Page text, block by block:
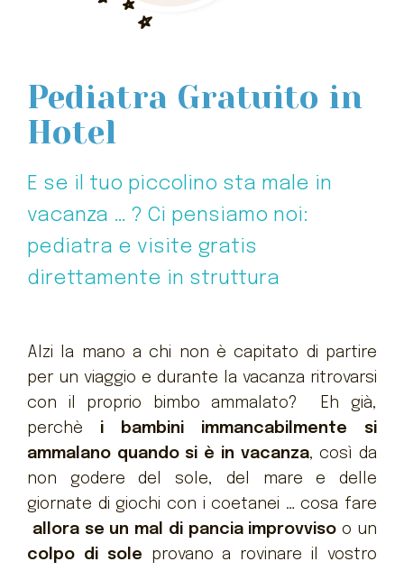
Pediatra Gratuito in
Hotel
E se il tuo piccolino sta male in
vacanza … ? Ci pensiamo noi:
pediatra e visite gratis
direttamente in struttura
Alzi la mano a chi non è capitato di partire
per un viaggio e durante la vacanza ritrovarsi
con il proprio bimbo ammalato? Eh già,
perchè i bambini immancabilmente si
ammalano quando si è in vacanza, così da
non godere del sole, del mare e delle
giornate di giochi con i coetanei … cosa fare
allora se un mal di pancia improvvisoo un
colpo di sole provano a rovinare il vostro